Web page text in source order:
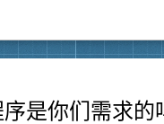
是你们需求的